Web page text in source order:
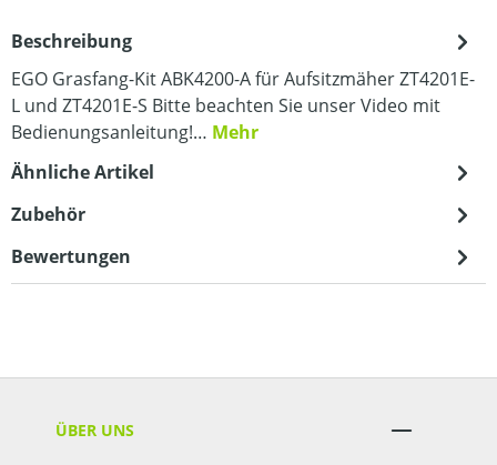
Beschreibung
EGO Grasfang-Kit ABK4200-A für Aufsitzmäher ZT4201E-
L und ZT4201E-S Bitte beachten Sie unser Video mit
Bedienungsanleitung!… Mehr
Ähnliche Artikel
Zubehör
Bewertungen
ÜBER UNS